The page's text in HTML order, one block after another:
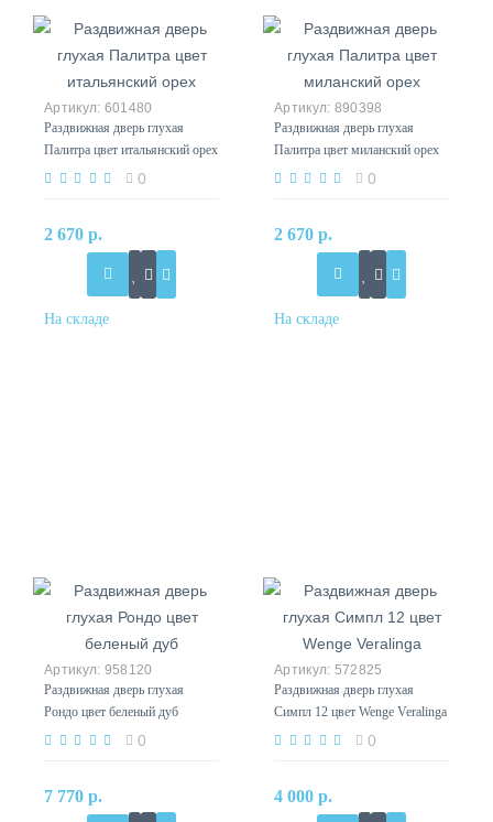
601480
Раздвижная дверь глухая
Палитра цвет итальянский орех
0
2 670 р.
890398
Раздвижная дверь глухая
Палитра цвет миланский орех
0
2 670 р.
958120
Раздвижная дверь глухая
Рондо цвет беленый дуб
0
7 770 р.
572825
Раздвижная дверь глухая
Симпл 12 цвет Wenge Veralinga
0
4 000 р.